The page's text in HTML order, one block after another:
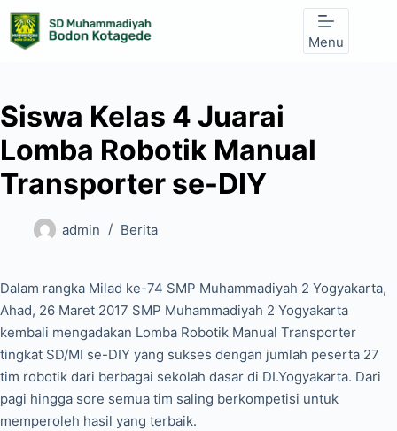
Skip
content
Menu
Siswa Kelas 4 Juarai
Lomba Robotik Manual
Transporter se-DIY
admin Berita
Dalam rangka Milad ke-74 SMP Muhammadiyah 2 Yogyakarta,
Ahad, 26 Maret 2017 SMP Muhammadiyah 2 Yogyakarta
kembali mengadakan Lomba Robotik Manual Transporter
tingkat SD/MI se-DIY yang sukses dengan jumlah peserta 27
tim robotik dari berbagai sekolah dasar di DI.Yogyakarta. Dari
pagi hingga sore semua tim saling berkompetisi untuk
memperoleh hasil yang terbaik.